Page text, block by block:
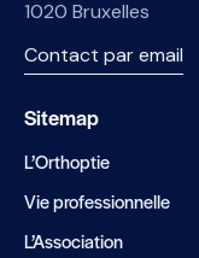
1020 Bruxelles
Contact par email
Sitemap
L’Orthoptie
Vie professionnelle
L’Association